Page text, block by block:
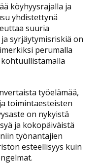
köyhyysrajalla ja
yhdistettynä
suuria
syrjäytymisriskiä on
perumalla
työelämää,
toimintaesteisten
on nykyistä
ja kokopäiväistä
työnantajien
esteellisyys kuin